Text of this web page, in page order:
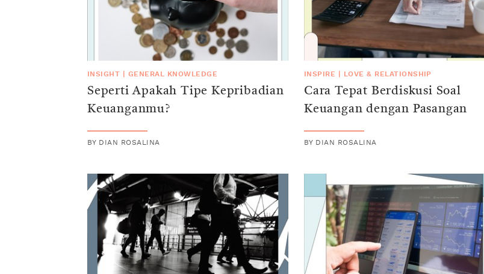
INSIGHT GENERAL KNOWLEDGE
Seperti Apakah Tipe Kepribadian
Keuanganmu?
BY DIAN ROSALINA
INSPIRE LOVE & RELATIONSHIP
Cara Tepat Berdiskusi Soal
Keuangan dengan Pasangan
BY DIAN ROSALINA